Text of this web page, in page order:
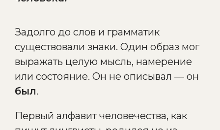
Задолго до слов и грамматик
существовали знаки. Один образ мог
выражать целую мысль, намерение
или состояние. Он не описывал — он
был.
Первый алфавит человечества, как